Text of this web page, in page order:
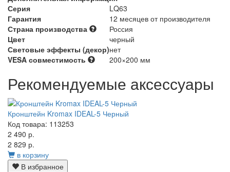
Серия
LQ63
Гарантия
12 месяцев от производителя
Страна производства
Россия
Цвет
черный
Световые эффекты (декор)нет
VESA совместимость
200×200 мм
Рекомендуемые аксессуары
Кронштейн Kromax IDEAL-5 Черный
Код товара: 113253
2 490 р.
2 829 р.
в корзину
В избранное